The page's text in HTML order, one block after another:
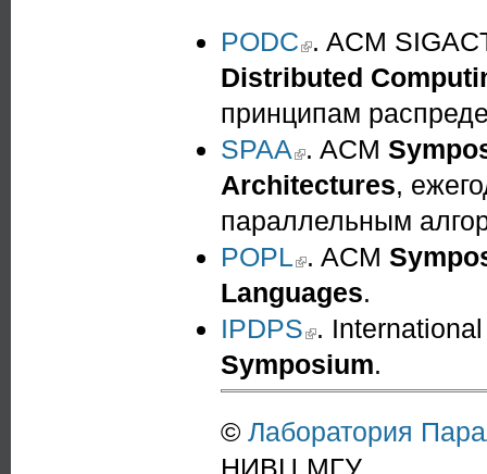
PODC (link is external)
. ACM
Distributed
принципам
SPAA (link is external)
. ACM
Architectures,
параллельным
POPL
(link is external)
. ACM
Languages.
IPDPS (link is external)
.
Symposium.
© Лаборатория
НИВЦ МГУ